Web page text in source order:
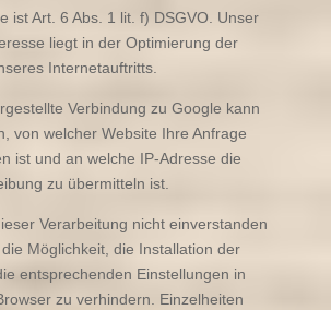
ist Art. 6 Abs. 1 lit. f) DSGVO. Unser
liegt in der Optimierung der
Internetauftritts.
Verbindung zu Google kann
von welcher Website Ihre Anfrage
ist und an welche IP-Adresse die
zu übermitteln ist.
Verarbeitung nicht einverstanden
Möglichkeit, die Installation der
entsprechenden Einstellungen in
zu verhindern. Einzelheiten